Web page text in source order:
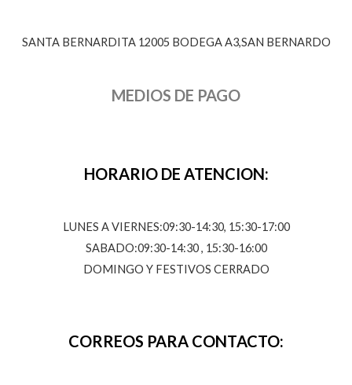
SANTA BERNARDITA 12005 BODEGA A3,SAN BERNARDO
MEDIOS DE PAGO
HORARIO DE ATENCION:
LUNES A VIERNES:09:30-14:30, 15:30-17:00
SABADO:09:30-14:30 , 15:30-16:00
DOMINGO Y FESTIVOS CERRADO
CORREOS PARA CONTACTO: